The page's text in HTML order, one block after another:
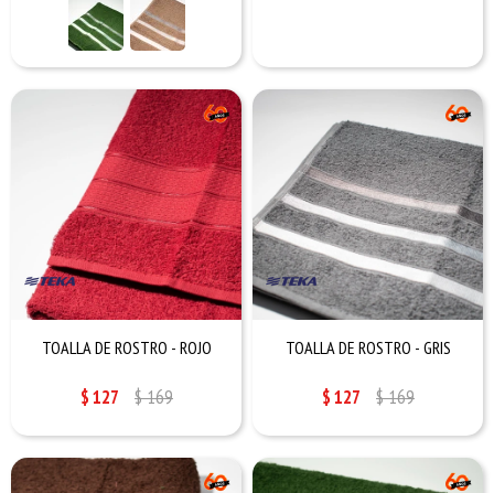
TOALLA DE ROSTRO - ROJO
$127 $169
TOALLA DE ROSTRO - GRIS
$127 $169